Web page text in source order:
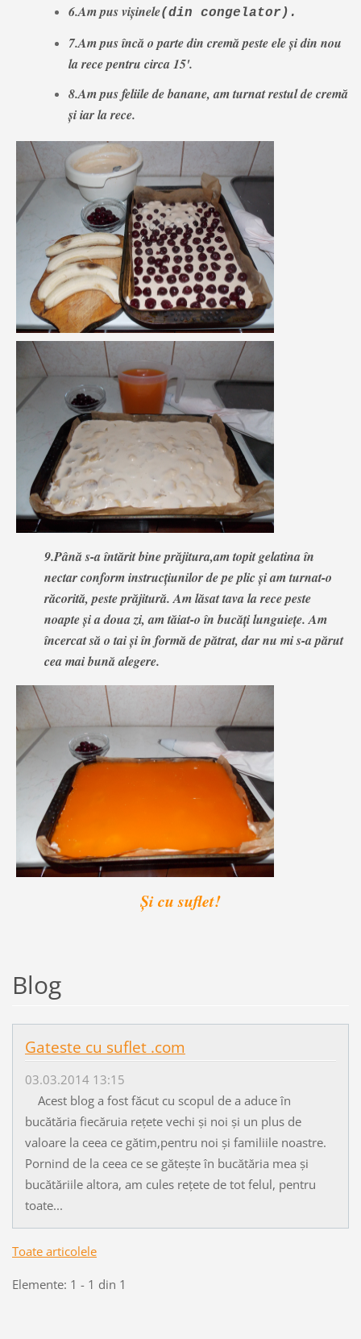
6.Am pus vișinele(din congelator).
7.Am pus încă o parte din cremă peste ele și din nou
la rece pentru circa 15'.
8.Am pus feliile de banane, am turnat restul de cremă
și iar la rece.
9.Până s-a întărit bine prăjitura,am topit gelatina în
nectar conform instrucțiunilor de pe plic și am turnat-o
răcorită, peste prăjitură. Am lăsat tava la rece peste
noapte și a doua zi, am tăiat-o în bucăți lunguiețe. Am
încercat să o tai și în formă de pătrat, dar nu mi s-a părut
cea mai bună alegere.
Și cu suflet!
Blog
Gateste cu suflet .com
03.03.2014 13:15
Acest blog a fost făcut cu scopul de a aduce în
bucătăria fiecăruia rețete vechi și noi și un plus de
valoare la ceea ce gătim,pentru noi și familiile noastre.
Pornind de la ceea ce se gătește în bucătăria mea și
bucătăriile altora, am cules rețete de tot felul, pentru
toate...
Toate articolele
Elemente: 1 - 1 din 1